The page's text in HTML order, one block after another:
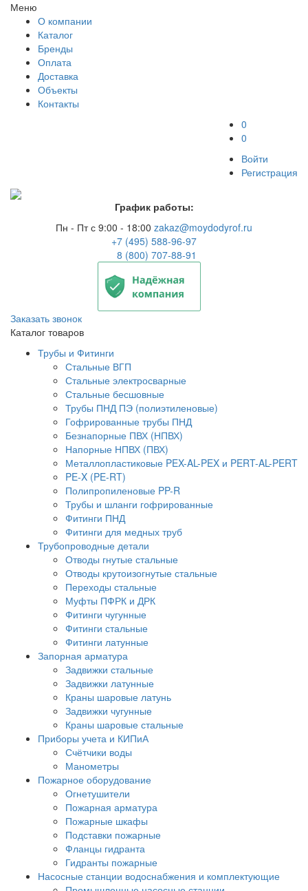
Меню
О компании
Каталог
Бренды
Оплата
Доставка
Объекты
Контакты
0
0
Войти
Регистрация
График работы:
Пн - Пт с 9:00 - 18:00 zakaz@moydodyrof.ru
+7 (495) 588-96-97
8 (800) 707-88-91
Заказать звонок
Каталог товаров
Трубы и Фитинги
Стальные ВГП
Стальные электросварные
Стальные бесшовные
Трубы ПНД ПЭ (полиэтиленовые)
Гофрированные трубы ПНД
Безнапорные ПВХ (НПВХ)
Напорные НПВХ (ПВХ)
Металлопластиковые PEX-AL-PEX и PERT-AL-PERT
PE-X (PE-RT)
Полипропиленовые PP-R
Трубы и шланги гофрированные
Фитинги ПНД
Фитинги для медных труб
Трубопроводные детали
Отводы гнутые стальные
Отводы крутоизогнутые стальные
Переходы стальные
Муфты ПФРК и ДРК
Фитинги чугунные
Фитинги стальные
Фитинги латунные
Запорная арматура
Задвижки стальные
Задвижки латунные
Краны шаровые латунь
Задвижки чугунные
Краны шаровые стальные
Приборы учета и КИПиА
Счётчики воды
Манометры
Пожарное оборудование
Огнетушители
Пожарная арматура
Пожарные шкафы
Подставки пожарные
Фланцы гидранта
Гидранты пожарные
Насосные станции водоснабжения и комплектующие